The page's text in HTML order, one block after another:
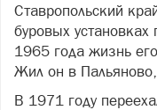
Ставропольский
буровых
1965 года жизнь
Жил он в
В 1971 году